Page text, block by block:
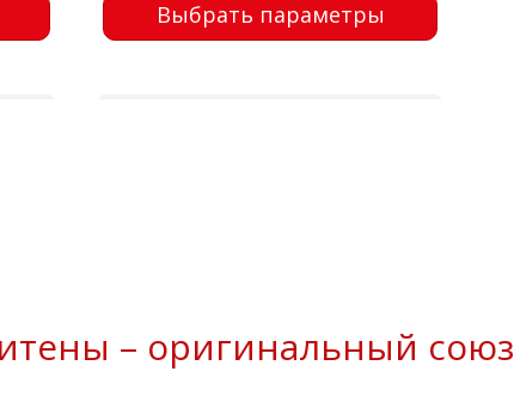
Выбрать параметры
– оригинальный союз